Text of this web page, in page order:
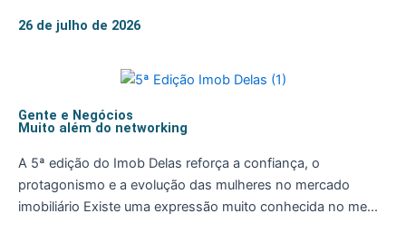
26 de julho de 2026
Gente e Negócios
Muito além do networking
A 5ª edição do Imob Delas reforça a confiança, o
protagonismo e a evolução das mulheres no mercado
imobiliário Existe uma expressão muito conhecida no me...